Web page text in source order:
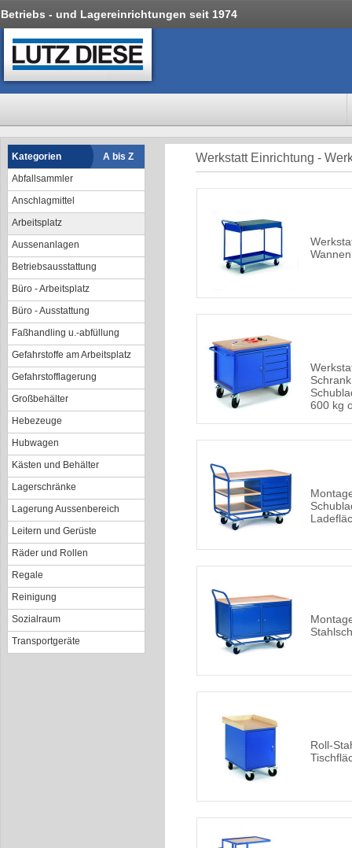
Betriebs - und Lagereinrichtungen seit 1974
Kategorien
A bis Z
Abfallsammler
Anschlagmittel
Arbeitsplatz
Aussenanlagen
Betriebsausstattung
Büro - Arbeitsplatz
Büro - Ausstattung
Faßhandling u.-abfüllung
Gefahrstoffe am Arbeitsplatz
Gefahrstofflagerung
Großbehälter
Hebezeuge
Hubwagen
Kästen und Behälter
Lagerschränke
Lagerung Aussenbereich
Leitern und Gerüste
Räder und Rollen
Regale
Reinigung
Sozialraum
Transportgeräte
Werkstatt Einrichtung -
600 kg
Roll-